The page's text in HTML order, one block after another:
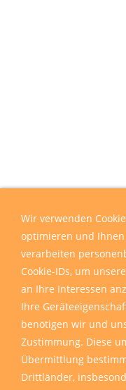
Wir verwenden
optimieren und
verarbeiten
Cookie-IDs, um
an Ihre Interessen
Ihre
benötigen wir und
Zustimmung. Diese
Übermittlung
Drittländer,